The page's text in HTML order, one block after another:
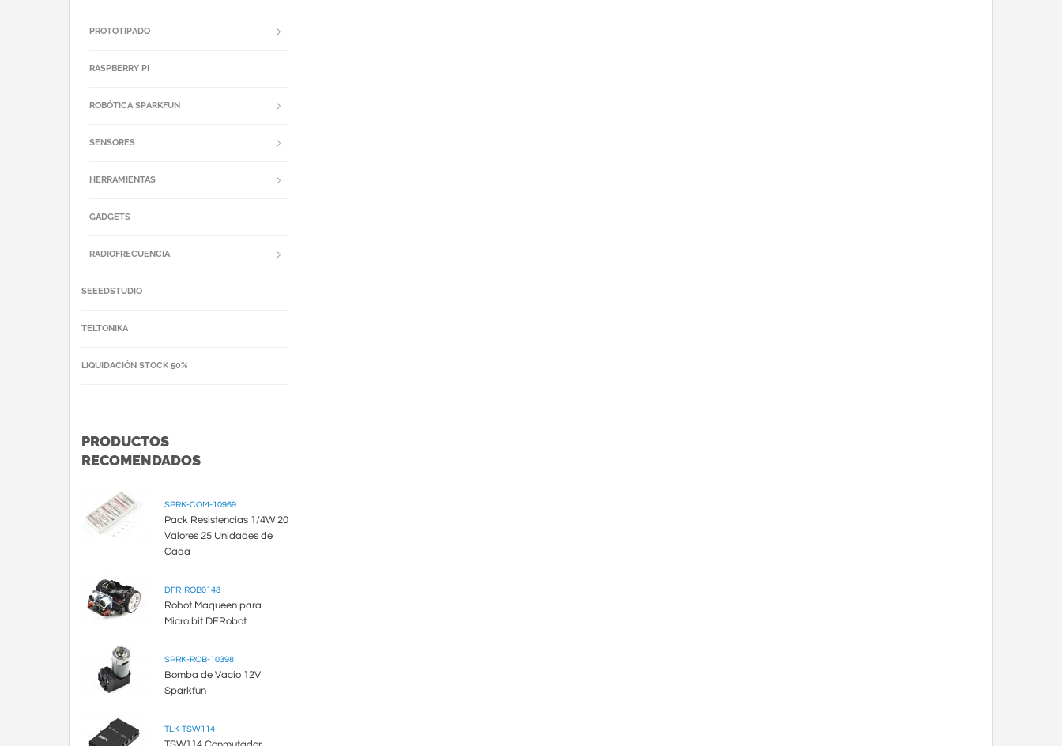
PROTOTIPADO
RASPBERRY PI
ROBÓTICA SPARKFUN
SENSORES
HERRAMIENTAS
GADGETS
RADIOFRECUENCIA
SEEEDSTUDIO
TELTONIKA
LIQUIDACIÓN STOCK 50%
PRODUCTOS
RECOMENDADOS
SPRK-COM-10969
Pack Resistencias 1/4W 20
Valores 25 Unidades de
Cada
DFR-ROB0148
Robot Maqueen para
Micro:bit DFRobot
SPRK-ROB-10398
Bomba de Vacío 12V
Sparkfun
TLK-TSW114